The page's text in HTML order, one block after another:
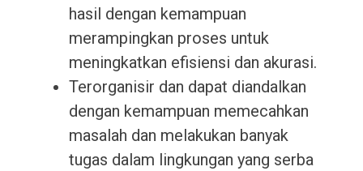
hasil dengan kemampuan
merampingkan proses untuk
meningkatkan efisiensi dan akurasi.
Terorganisir dan dapat diandalkan
dengan kemampuan memecahkan
masalah dan melakukan banyak
tugas dalam lingkungan yang serba